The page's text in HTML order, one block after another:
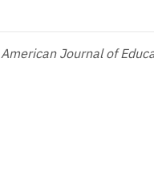
American Journal of